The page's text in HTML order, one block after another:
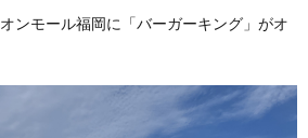
ンモール福岡に「バーガーキング」がオ